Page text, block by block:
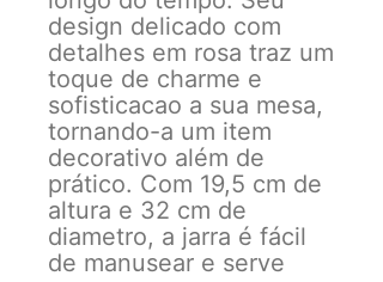
design delicado com
detalhes em rosa traz um
toque de charme e
sofisticacao a sua mesa,
tornando-a um item
decorativo além de
prático. Com 19,5 cm de
altura e 32 cm de
diametro, a jarra é fácil
de manusear e serve